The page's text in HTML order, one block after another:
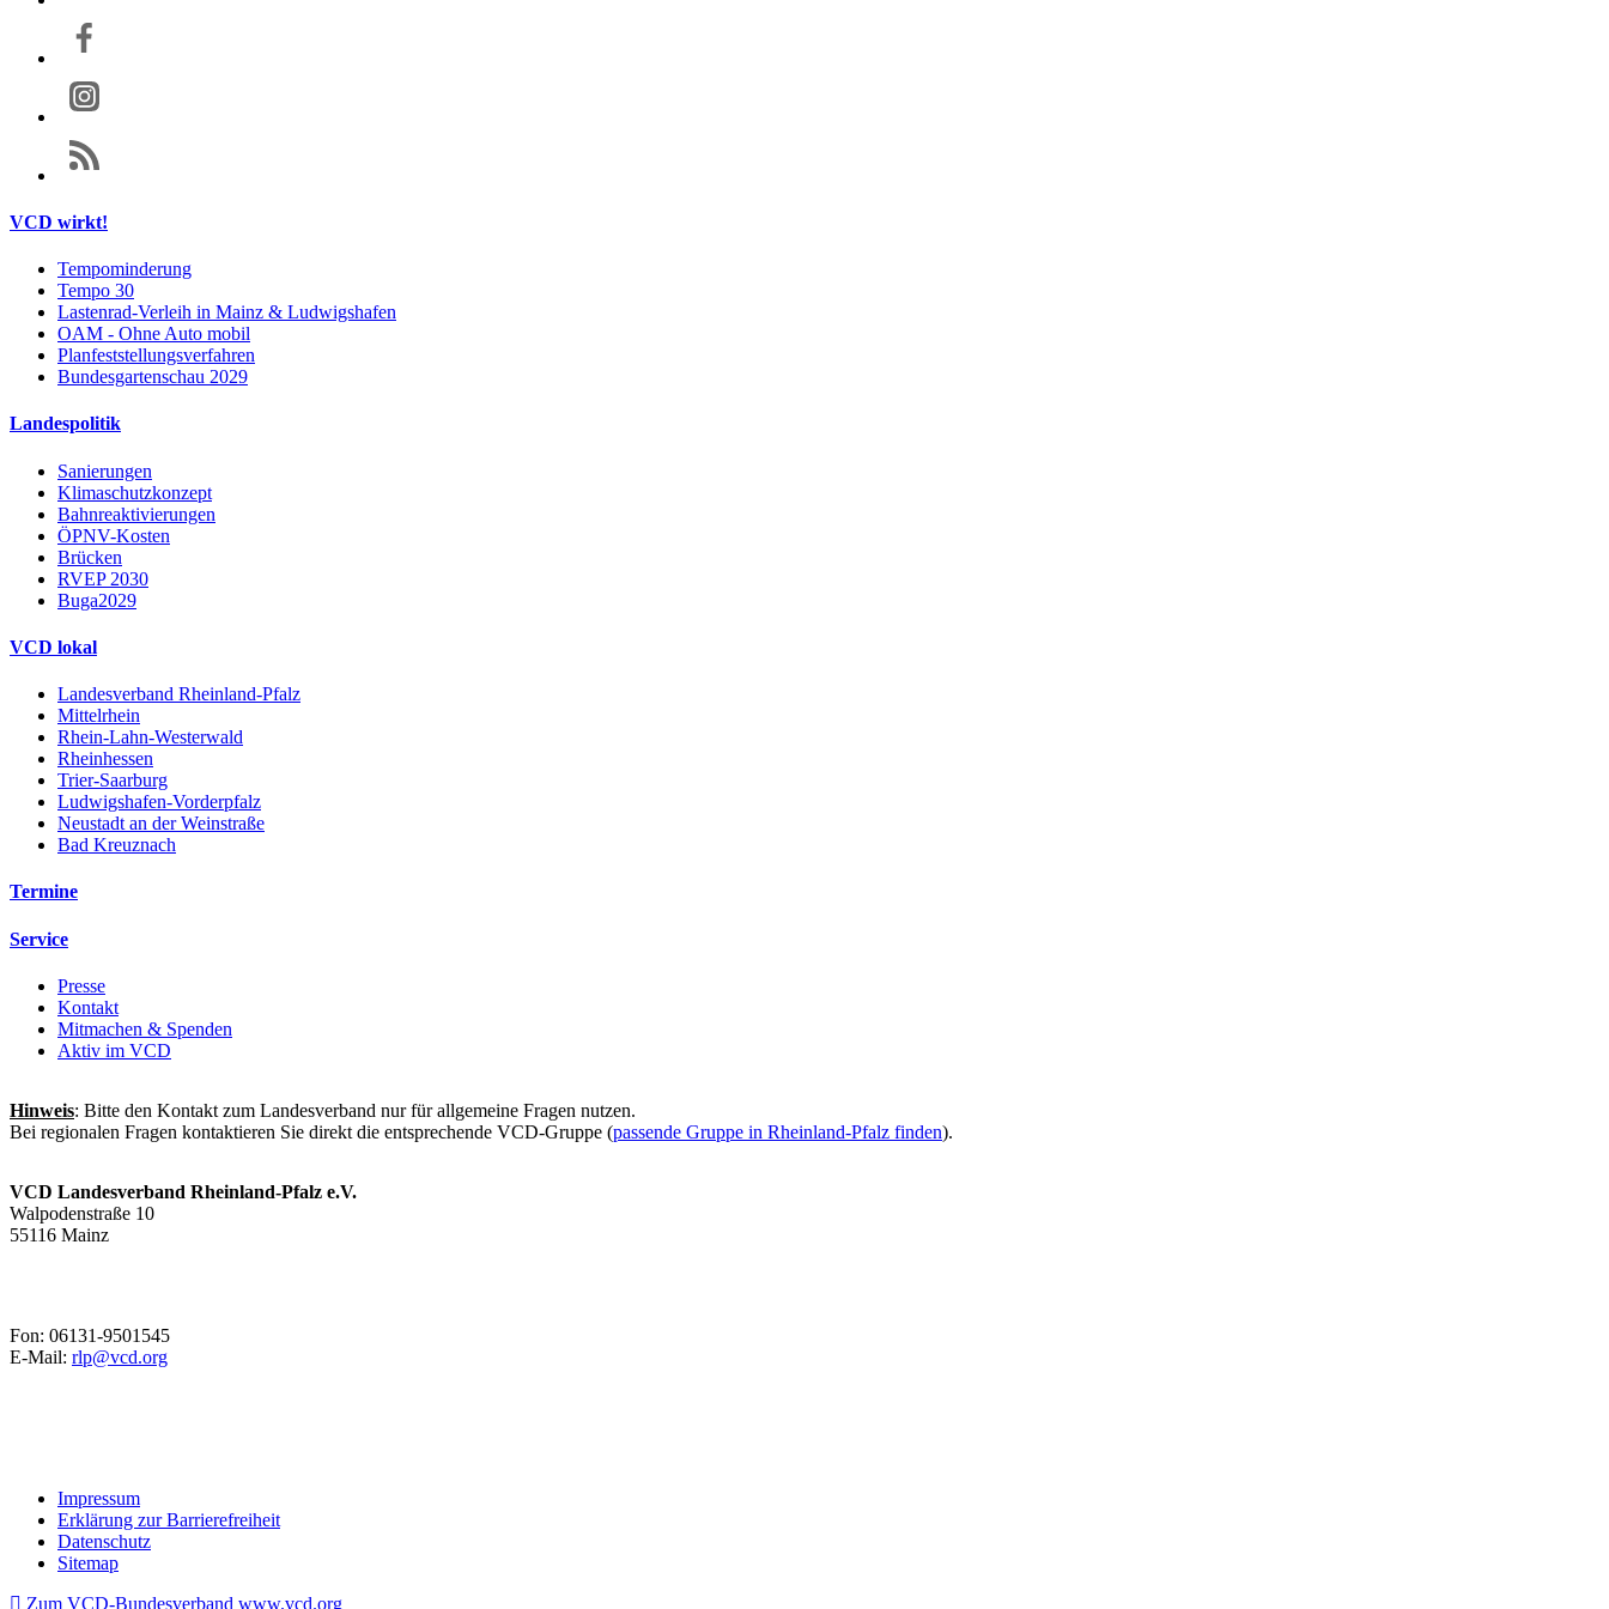
VCD wirkt!
Tempominderung
Tempo 30
Lastenrad-Verleih in Mainz & Ludwigshafen
OAM - Ohne Auto mobil
Planfeststellungsverfahren
Bundesgartenschau 2029
Landespolitik
Sanierungen
Klimaschutzkonzept
Bahnreaktivierungen
ÖPNV-Kosten
Brücken
RVEP 2030
Buga2029
VCD lokal
Landesverband Rheinland-Pfalz
Mittelrhein
Rhein-Lahn-Westerwald
Rheinhessen
Trier-Saarburg
Ludwigshafen-Vorderpfalz
Neustadt an der Weinstraße
Bad Kreuznach
Termine
Service
Presse
Kontakt
Mitmachen & Spenden
Aktiv im VCD
Hinweis: Bitte den Kontakt zum Landesverband nur für allgemeine Fragen nutzen.
Bei regionalen Fragen kontaktieren Sie direkt die entsprechende VCD-Gruppe (passende Gruppe in Rheinland-Pfalz finden).
VCD Landesverband Rheinland-Pfalz e.V.
Walpodenstraße 10
55116 Mainz
Fon: 06131-9501545
E-Mail: rlp@vcd.org
Impressum
Erklärung zur Barrierefreiheit
Datenschutz
Sitemap
Zum VCD-Bundesverband www.vcd.org